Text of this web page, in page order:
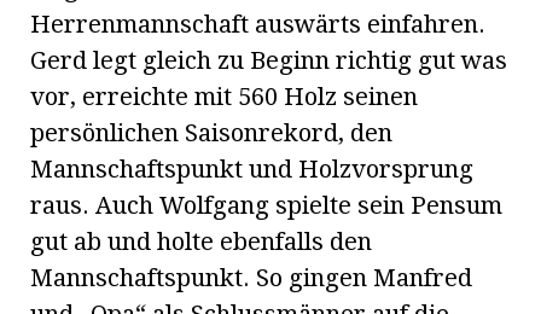
Herrenmannschaft auswärts einfahren.
Gerd legt gleich zu Beginn richtig gut was
vor, erreichte mit 560 Holz seinen
persönlichen Saisonrekord, den
Mannschaftspunkt und Holzvorsprung
raus. Auch Wolfgang spielte sein Pensum
gut ab und holte ebenfalls den
Mannschaftspunkt. So gingen Manfred